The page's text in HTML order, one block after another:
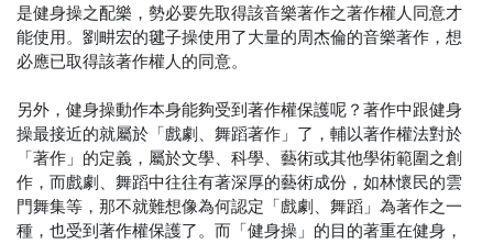
是健身操之配樂，勢必要先取得該音樂著作之著作權人同意才
能使用。劉畊宏的毽子操使用了大量的周杰倫的音樂著作，想
必應已取得該著作權人的同意。
另外，健身操動作本身能夠受到著作權保護呢？著作中跟健身
操最接近的就屬於「戲劇、舞蹈著作」了，輔以著作權法對於
「著作」的定義，屬於文學、科學、藝術或其他學術範圍之創
作，而戲劇、舞蹈中往往有著深厚的藝術成份，如林懷民的雲
門舞集等，那不就難想像為何認定「戲劇、舞蹈」為著作之一
種，也受到著作權保護了。而「健身操」的目的著重在健身，